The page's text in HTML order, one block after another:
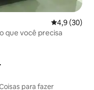
4,9 de uma
4,9 (30)
que você precisa
para fazer